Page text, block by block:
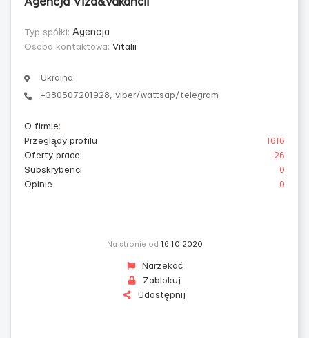
Typ spółki: Agencja
Osoba kontaktowa: Vitalii
Ukraina
+380507201928, viber/wattsap/telegram
O firmie:
Przeglądy profilu
1616
Oferty prace
26
Subskrybenci
0
Opinie
0
Na stronie od 16.10.2020
Narzekać
Zablokuj
Udostępnij